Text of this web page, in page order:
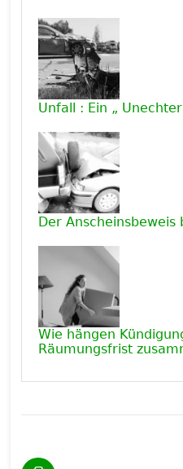
Unfall : Ein „
Der Anscheinsbeweis
Wie hängen
Räumungsfrist